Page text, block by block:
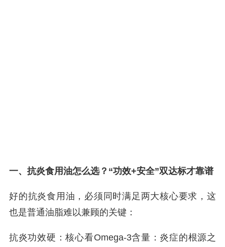
一、抗炎食用油怎么选？“功效+安全”双达标才靠谱
好的抗炎食用油，必须同时满足两大核心要求，这
也是普通油脂难以兼顾的关键：
抗炎功效硬：核心看Omega-3含量：炎症的根源之